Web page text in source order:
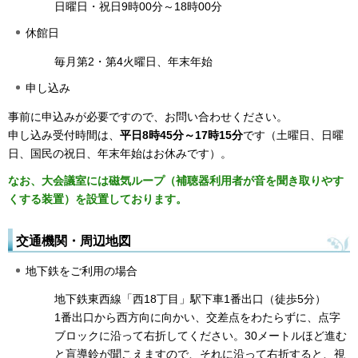
日曜日・祝日9時00分～18時00分
休館日
毎月第2・第4火曜日、年末年始
申し込み
事前に申込みが必要ですので、お問い合わせください。
申し込み受付時間は、 平日8時45分～17時15分です（土曜日、日曜
日、国民の祝日、年末年始はお休みです）。
なお、大会議室には磁気ループ（補聴器利用者が音を聞き取りやす
くする装置）を設置しております。
交通機関・周辺地図
地下鉄をご利用の場合
地下鉄東西線「西18丁目」駅下車1番出口（徒歩5分）
1番出口から西方向に向かい、交差点をわたらずに、点字
ブロックに沿って右折してください。30メートルほど進む
と盲導鈴が聞こえますので、それに沿って右折すると、視